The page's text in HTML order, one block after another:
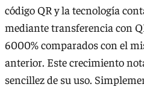
código QR y la tecnología
mediante transferencia con
6000% comparados con el
anterior. Este crecimiento
sencillez de su uso.